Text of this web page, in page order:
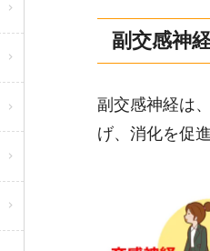
副交感神
副交感神経は
げ、消化を促